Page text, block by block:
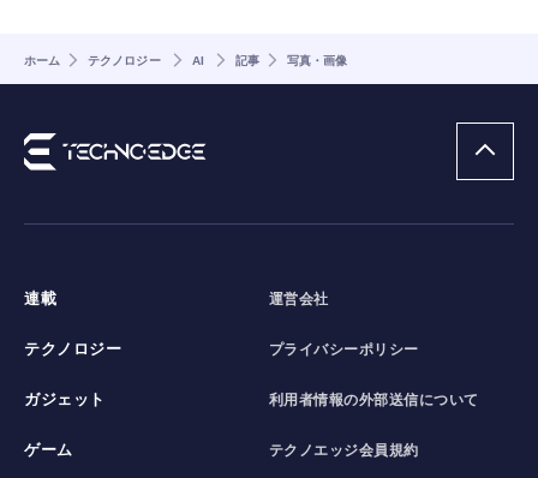
ホーム テクノロジー AI 記事 写真・画像
連載
テクノロジー
ガジェット
ゲーム
運営会社
プライバシーポリシー
利用者情報の外部送信について
テクノエッジ会員規約